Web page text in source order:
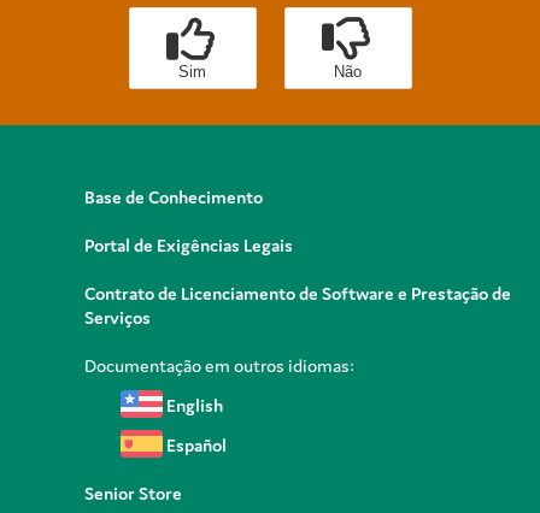
Sim Não
Base de Conhecimento
Portal de Exigências Legais
Contrato de Licenciamento de Software e Prestação de
Serviços
Documentação em outros idiomas:
English
Español
Senior Store